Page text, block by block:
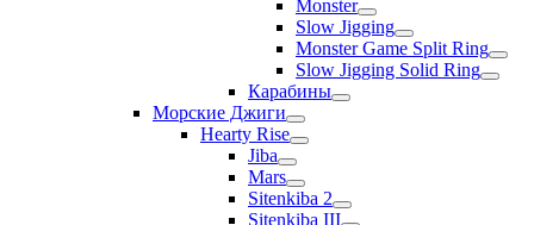
Monster
Slow Jigging
Monster Game Split Ring
Slow Jigging Solid Ring
Карабины
Морские Джиги
Hearty Rise
Jiba
Mars
Sitenkiba 2
Sitenkiba III